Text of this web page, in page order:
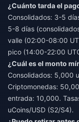
¿Cuánto tarda el
Consolidados: 3-5
5-8 días
valle (02:00-08:00
pico (14:00-22:00
¿Cuál es el monto
Consolidados: 5,000
Criptomonedas:
entrada: 10,000.
uCoins/USD (S2/S4).